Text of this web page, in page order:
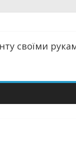
своїми